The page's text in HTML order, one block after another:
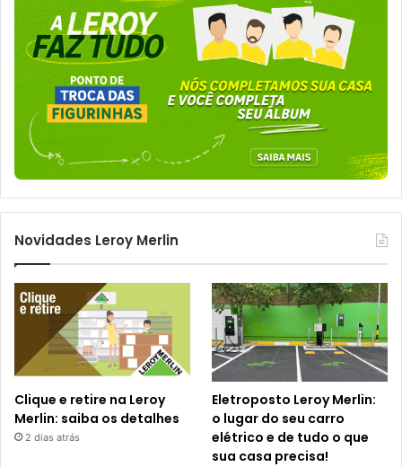
Novidades Leroy Merlin
Clique e retire na Leroy
Merlin: saiba os detalhes
2 dias atrás
Eletroposto Leroy Merlin:
o lugar do seu carro
elétrico e de tudo o que
sua casa precisa!